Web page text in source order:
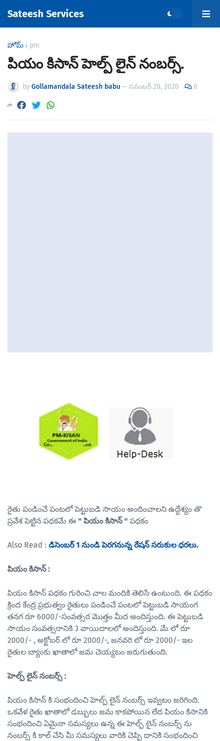
Sateesh Services
హోమ్ pm
పియం కిసాన్ హెల్ప్ లైన్ నంబర్స్.
byGollamandala Sateesh babu —నవంబర్ 28, 2020 0
రైతు పండించే పంటలో పెట్టుబడి సాయం అందించాలని ఉద్దేశ్యం తొ
ప్రవేశ పెట్టిన పధకమే ఈ " పియం కిసాన్ " పధకం
Also Read : డిసెంబర్ 1 నుండి పెరగనున్న రేషన్ సరుకుల ధరలు.
పియం కిసాన్ :
పియం కిసాన్ పధకం గురించి చాల మందికి తెలిసే ఉంటుంది. ఈ పధకం
క్రింద కేంద్ర ప్రభుత్వం రైతులు పండించే పంటలో పెట్టుబడి సాయంగ
తనగ రూ 6000/-సంవత్సర మొత్తం మీద అందిస్తుంది. ఈ పెట్టుబడి
సాయం సంవత్సరానికి 3 వాయిదాలలో అందిస్తుంది. మే లో రూ
2000/- , అక్టోబర్ లో రూ 2000/-, జనవరి లో రూ 2000/- ఇల
రైతుల బ్యాంకు ఖాతాలో జమ చెయ్యటం జరుగుతుంది.
హెల్ప్ లైన్ నంబర్స్ :
పియం కిసాన్ కి సంభందించి హెల్ప్ లైన్ నంబర్స్ ఇవ్వటం జరిగింది.
ఒకవేళ రైతు ఖాతాలో డబ్బులు జమ కాకపోయిన లేద పియం కిసానికి
సంభందించి ఏమైనా సమస్యలు ఉన్న ఈ హెల్ప్ లైన్ నంబర్స్ ను
నంబర్స్ కి కాల్ చేసి మీ సమస్యలు వారికి చెప్పి దానికి సంభందించి